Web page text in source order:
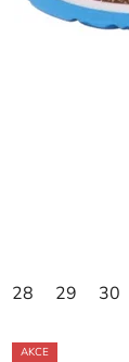
28 29 30
AKCE